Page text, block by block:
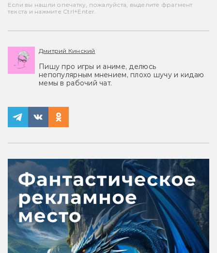
Если вы нашли опечатку, пожалуйста, выделите фрагмент
текста и нажмите Ctrl+Enter.
Дмитрий Кинский
Пишу про игры и аниме, делюсь
непопулярным мнением, плохо шучу и кидаю
мемы в рабочий чат.